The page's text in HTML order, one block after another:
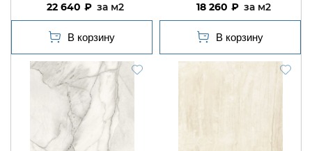
22 640 м2 18 260 м2